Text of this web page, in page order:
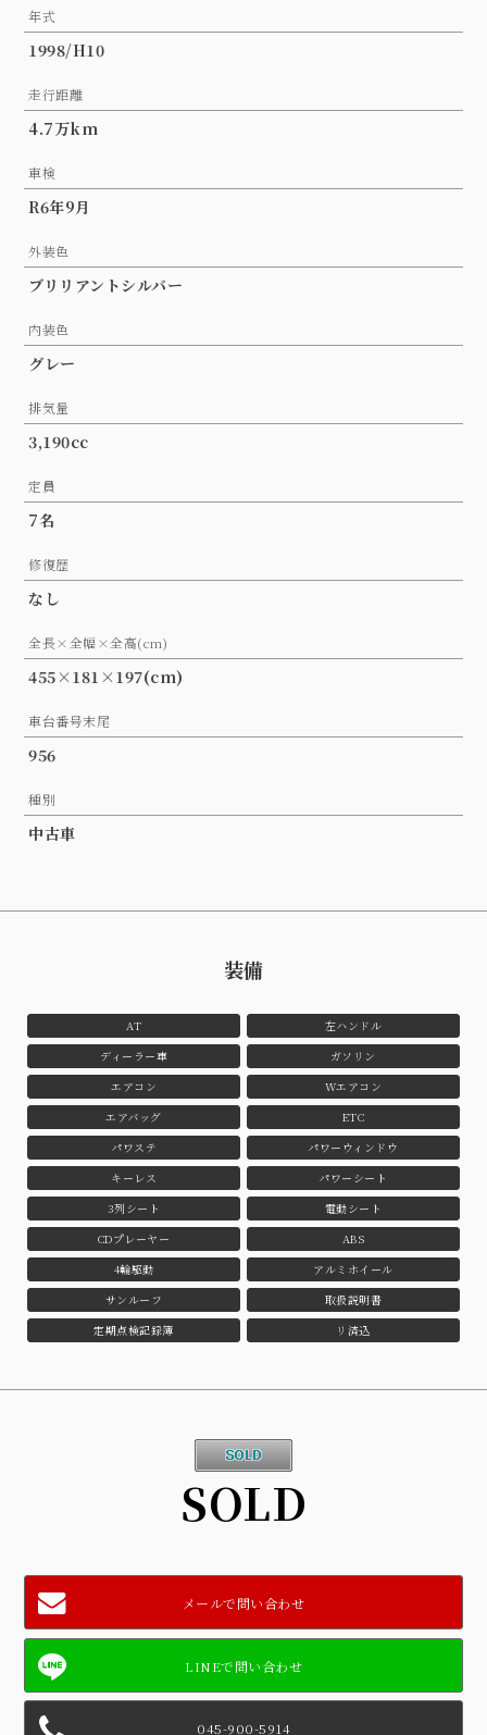
年式
1998/H10
走行距離
4.7万km
車検
R6年9月
外装色
ブリリアントシルバー
内装色
グレー
排気量
3,190cc
定員
7名
修復歴
なし
全長×全幅×全高(cm)
455×181×197(cm)
車台番号末尾
956
種別
中古車
装備
AT
左ハンドル
ディーラー車
ガソリン
エアコン
Wエアコン
エアバッグ
ETC
パワステ
パワーウィンドウ
キーレス
パワーシート
3列シート
電動シート
CDプレーヤー
ABS
4輪駆動
アルミホイール
サンルーフ
取扱説明書
定期点検記録簿
リ済込
SOLD
メールで問い合わせ
045-900-5914